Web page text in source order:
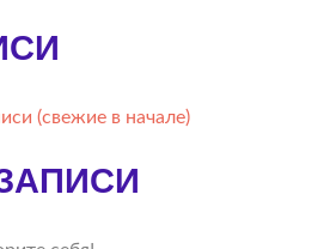
(свежие в начале)